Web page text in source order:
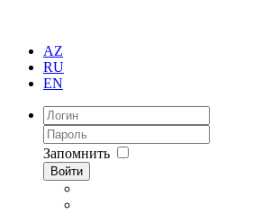
AZ
RU
EN
Запомнить
Войти